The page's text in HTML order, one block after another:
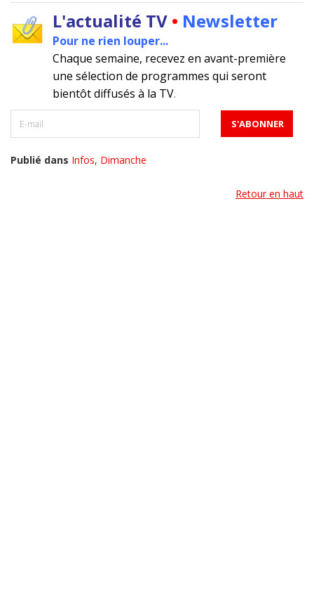
L'actualité TV • Newsletter
Pour ne rien louper...
Chaque semaine, recevez en avant-première
une sélection de programmes qui seront
bientôt diffusés à la TV.
Publié dans Infos, Dimanche
Retour en haut